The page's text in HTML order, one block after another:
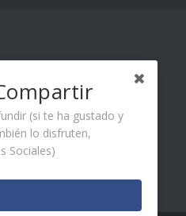
que quieras hacernos o
(si te ha gustado y
lo disfruten,
Sociales)